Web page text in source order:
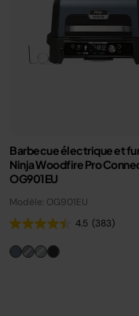
Barbecue électrique et
Ninja Woodfire Pro
OG901EU
Modèle: OG901EU
4.5 (383)